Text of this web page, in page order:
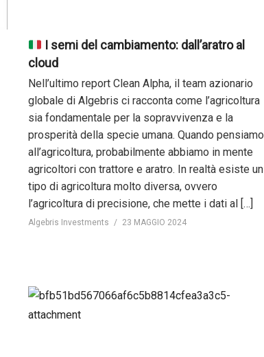
I semi del cambiamento: dall’aratro al
cloud
Nell’ultimo report Clean Alpha, il team azionario
globale di Algebris ci racconta come l’agricoltura
sia fondamentale per la sopravvivenza e la
prosperità della specie umana. Quando pensiamo
all’agricoltura, probabilmente abbiamo in mente
agricoltori con trattore e aratro. In realtà esiste un
tipo di agricoltura molto diversa, ovvero
l’agricoltura di precisione, che mette i dati al […]
Algebris Investments 23 MAGGIO 2024